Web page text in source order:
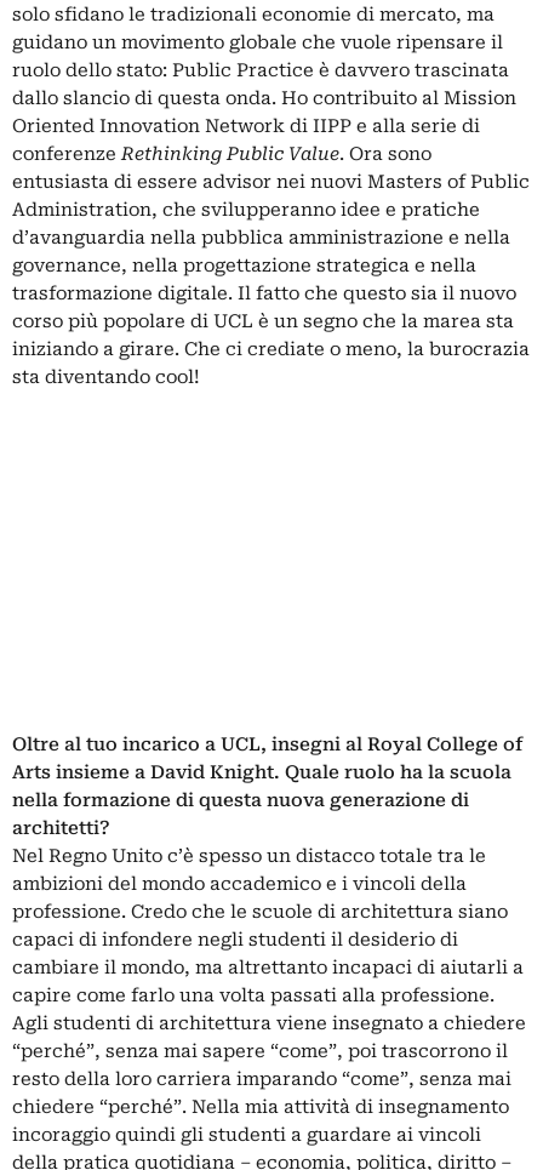
solo sfidano le tradizionali economie di mercato, ma
guidano un movimento globale che vuole ripensare il
ruolo dello stato: Public Practice è davvero trascinata
dallo slancio di questa onda. Ho contribuito al Mission
Oriented Innovation Network di IIPP e alla serie di
conferenzeRethinking Public Value. Ora sono
entusiasta di essere advisor nei nuovi Masters of Public
Administration, che svilupperanno idee e pratiche
d’avanguardia nella pubblica amministrazione e nella
governance, nella progettazione strategica e nella
trasformazione digitale. Il fatto che questo sia il nuovo
corso più popolare di UCL è un segno che la marea sta
iniziando a girare. Che ci crediate o meno, la burocrazia
sta diventando cool!
Oltre al tuo incarico a UCL, insegni al Royal College of
Arts insieme a David Knight. Quale ruolo ha la scuola
nella formazione di questa nuova generazione di
architetti?
Nel Regno Unito c’è spesso un distacco totale tra le
ambizioni del mondo accademico e i vincoli della
professione. Credo che le scuole di architettura siano
capaci di infondere negli studenti il desiderio di
cambiare il mondo, ma altrettanto incapaci di aiutarli a
capire come farlo una volta passati alla professione.
Agli studenti di architettura viene insegnato a chiedere
“perché”, senza mai sapere “come”, poi trascorrono il
resto della loro carriera imparando “come”, senza mai
chiedere “perché”. Nella mia attività di insegnamento
incoraggio quindi gli studenti a guardare ai vincoli
della pratica quotidiana – economia, politica, diritto –